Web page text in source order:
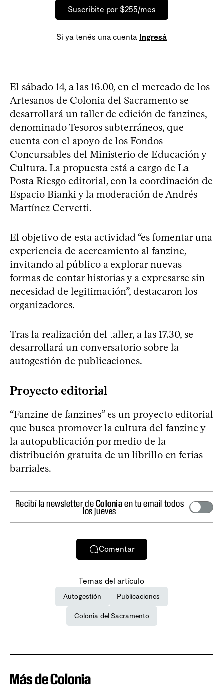
Suscribite por $255/mes
Si ya tenés una cuenta Ingresá
El sábado 14, a las 16.00, en el mercado de los
Artesanos de Colonia del Sacramento se
desarrollará un taller de edición de fanzines,
denominado Tesoros subterráneos, que
cuenta con el apoyo de los Fondos
Concursables del Ministerio de Educación y
Cultura. La propuesta está a cargo de La
Posta Riesgo editorial, con la coordinación de
Espacio Bianki y la moderación de Andrés
Martínez Cervetti.
El objetivo de esta actividad “es fomentar una
experiencia de acercamiento al fanzine,
invitando al público a explorar nuevas
formas de contar historias y a expresarse sin
necesidad de legitimación”, destacaron los
organizadores.
Tras la realización del taller, a las 17.30, se
desarrollará un conversatorio sobre la
autogestión de publicaciones.
Proyecto editorial
“Fanzine de fanzines” es un proyecto editorial
que busca promover la cultura del fanzine y
la autopublicación por medio de la
distribución gratuita de un librillo en ferias
barriales.
Recibí la newsletter deColoniaen tu email todos
los jueves
Comentar
Temas del artículo
Autogestión Publicaciones
Colonia del Sacramento
Más de Colonia